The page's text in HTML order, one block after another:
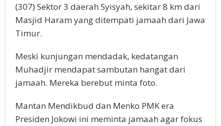
(307) Sektor 3 daerah Syisyah, sekitar 8 km dari
Masjid Haram yang ditempati jamaah dari Jawa
Timur.
Meski kunjungan mendadak, kedatangan
Muhadjir mendapat sambutan hangat dari
jamaah. Mereka berebut minta foto.
Mantan Mendikbud dan Menko PMK era
Presiden Jokowi ini meminta jamaah agar fokus